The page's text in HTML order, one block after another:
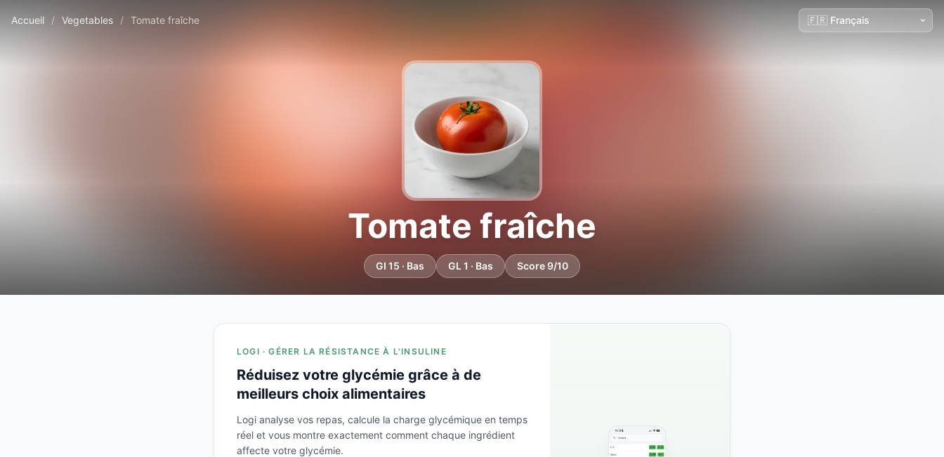
Accueil / Vegetables / Tomate fraîche
Tomate fraîche
GI 15 · Bas GL 1 · Bas Score 9/10
LOGI · GÉRER LA RÉSISTANCE À L'INSULINE
Réduisez votre glycémie grâce à de
meilleurs choix alimentaires
Logi analyse vos repas, calcule la charge glycémique en temps
réel et vous montre exactement comment chaque ingrédient
affecte votre glycémie.